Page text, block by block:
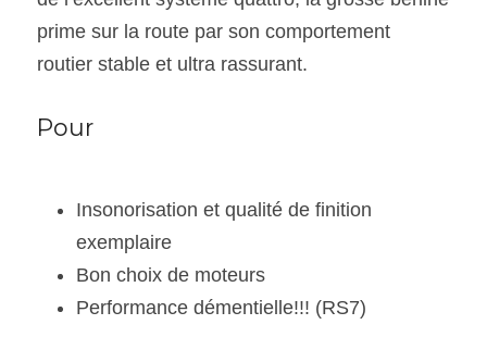
prime sur la route par son comportement
routier stable et ultra rassurant.
Pour
Insonorisation et qualité de finition
exemplaire
Bon choix de moteurs
Performance démentielle!!! (RS7)